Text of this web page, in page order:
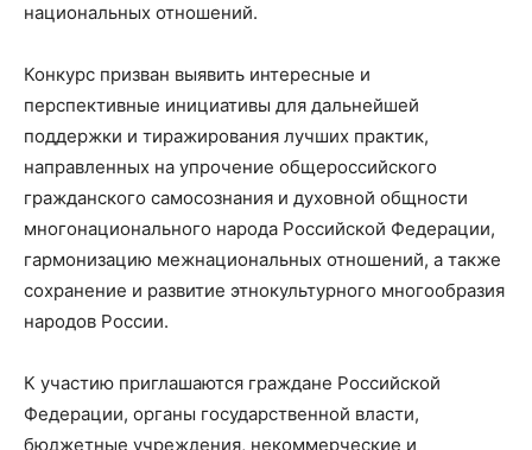
национальных отношений.
Конкурс призван выявить интересные и
перспективные инициативы для дальнейшей
поддержки и тиражирования лучших практик,
направленных на упрочение общероссийского
гражданского самосознания и духовной общности
многонационального народа Российской Федерации,
гармонизацию межнациональных отношений, а также
сохранение и развитие этнокультурного многообразия
народов России.
К участию приглашаются граждане Российской
Федерации, органы государственной власти,
бюджетные учреждения, некоммерческие и